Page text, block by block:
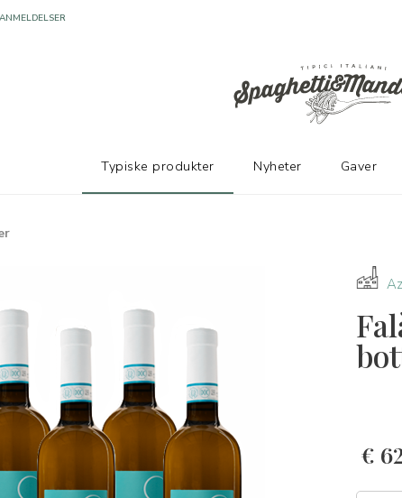
€
FREMRAGENDE PRODUSENTER
Typiske produkter Nyheter Gaver